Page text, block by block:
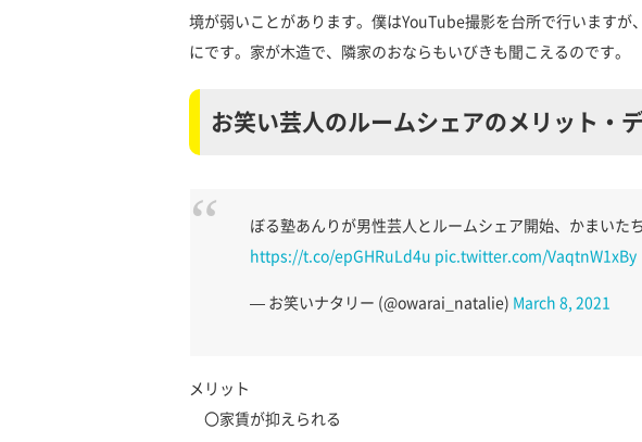
境が弱いことがあります。僕はYouTube撮影を台所で行いますが
にです。家が木造で、隣家のおならもいびきも聞こえるのです。
お笑い芸人のルームシェアのメリット・
ぼる塾あんりが男性芸人とルームシェア開始、かまいた
https://t.co/epGHRuLd4u pic.twitter.com/VaqtnW1xBy
— お笑いナタリー (@owarai_natalie) March 8, 2021
メリット
〇家賃が抑えられる